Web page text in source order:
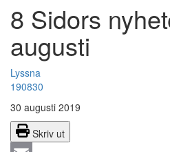
8 Sidors
augusti
Lyssna
190830
30 augusti 2019
Skriv ut